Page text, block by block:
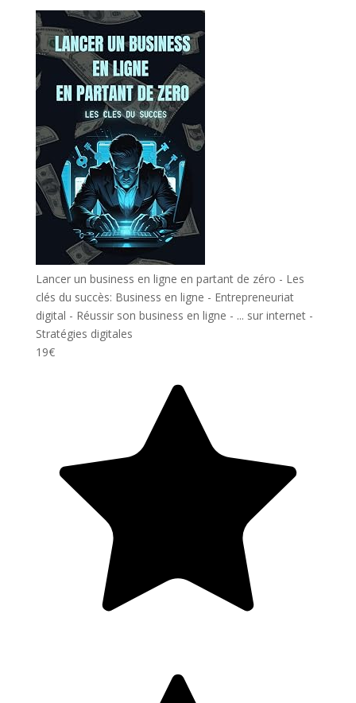
Lancer un business en ligne en partant de zéro - Les
clés du succès: Business en ligne - Entrepreneuriat
digital - Réussir son business en ligne - ... sur internet -
Stratégies digitales
19€